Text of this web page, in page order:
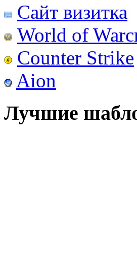
Сайт визитка
World of
Counter Strike
Aion
Лучшие